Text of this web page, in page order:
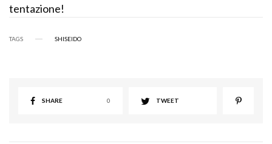
tentazione!
TAGS SHISEIDO
SHARE 0 TWEET